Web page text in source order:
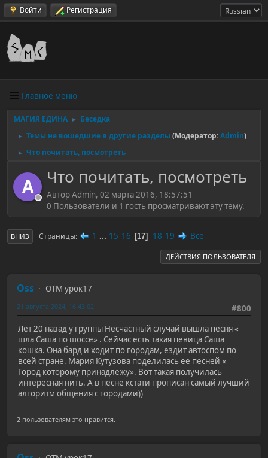
Войти Регистрация
Главное меню
МАГИЯ ЕДИНА ► Беседка
► Темы не вошедшие в другие разделы(Модератор:Admin)
► Что почитать, посмотреть
A Что почитать, посмотреть
Автор Admin, 02 марта 2016, 18:57:51
0 Пользователи и 1 гость просматривают эту тему.
ВНИЗ Страницы 1 ... 15 16 17 18 19 Все
ДЕЙСТВИЯ ПОЛЬЗОВАТЕЛЯ
Oss
ОТМ урок17
#800
21 августа 2024, 16:43:02
Лет 20 назад у группы Несчастный случай вышла песня «
шла Саша по шоссе» . Сейчас есть такая певица Саша
кошка. Она бард и ходит по городам, ездит автоспом по
всей стране. Мария Кутузова поделилась ее песней «
Город которому принадлежу». Вот такая получилась
интересная нить. А в песне кстати прописан самый лучший
алгоритм общения с городами))
2 пользователям это нравится.